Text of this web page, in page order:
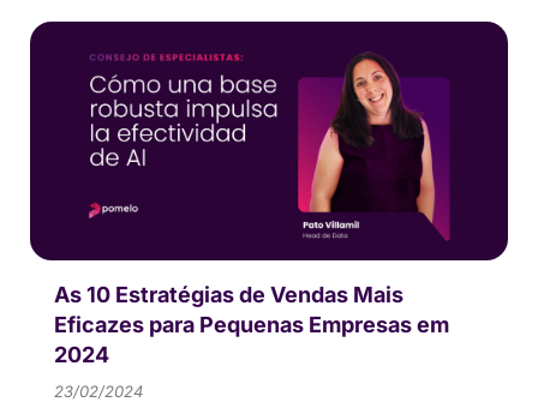
As 10 Estratégias de Vendas Mais
Eficazes para Pequenas Empresas em
2024
23/02/2024